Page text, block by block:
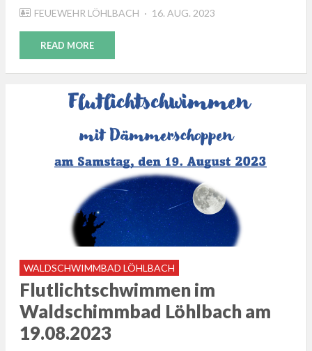
FEUEWEHR LÖHLBACH
POSTED
16. AUG. 2023
READ MORE
WALDSCHWIMMBAD LÖHLBACH
Flutlichtschwimmen im
Waldschimmbad Löhlbach am
19.08.2023